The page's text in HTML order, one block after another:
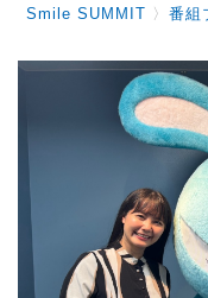
Smile SUMMIT 〉番組